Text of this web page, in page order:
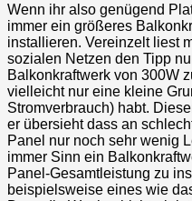
Wenn ihr also genügend
immer ein größeres
installieren. Vereinzelt liest
sozialen Netzen den Tipp
Balkonkraftwerk von 300W
vielleicht nur eine kleine
Stromverbrauch) habt.
er übersieht dass an
Panel nur noch sehr wenig
immer Sinn ein
Panel-Gesamtleistung zu
beispielsweise eines wie